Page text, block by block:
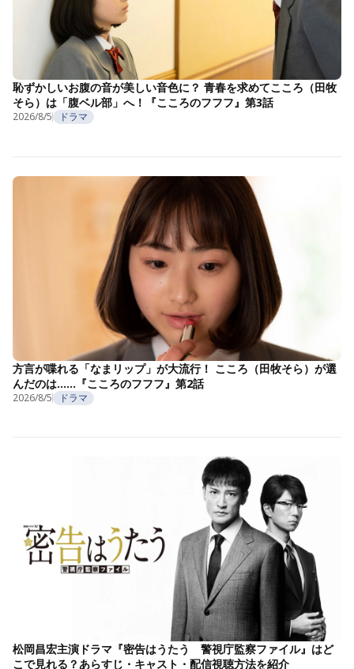
恥ずかしいお腹の音が美しい音色に？ 青春を求めてこころ（田牧
そら）は「腹ベル部」へ！『こころのフフフ』第3話
2026/8/5 ドラマ
方言が喋れる「なまリップ」が大流行！ こころ（田牧そら）が選
んだのは……『こころのフフフ』第2話
2026/8/5 ドラマ
松岡昌宏主演ドラマ『密告はうたう 警視庁監察ファイル』はど
こで見れる？あらすじ・キャスト・配信視聴方法を紹介